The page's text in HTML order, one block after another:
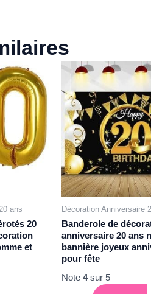
ans
20
et
Décoration Anniversaire
Banderole de
anniversaire 20 ans
bannière joyeux
pour fête
Note 4sur 5